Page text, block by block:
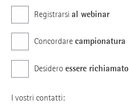
Registrarsi al webinar
Concordare campionatura
Desidero essere richiamato
I vostri contatti: